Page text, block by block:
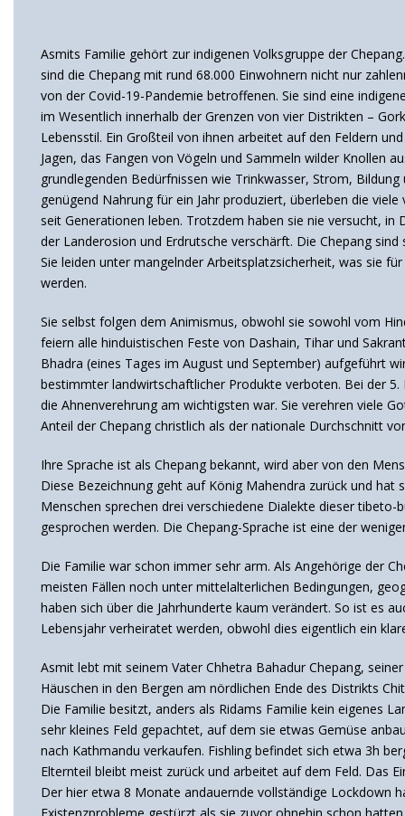
Asmits Familie gehört zur indigenen Volksgruppe der
sind die Chepang mit rund 68.000 Einwohnern nicht nur
von der Covid-19-Pandemie betroffenen. Sie sind eine
im Wesentlich innerhalb der Grenzen von vier Distrikten –
Lebensstil. Ein Großteil von ihnen arbeitet auf den Feldern
Jagen, das Fangen von Vögeln und Sammeln wilder Knollen
grundlegenden Bedürfnissen wie Trinkwasser, Strom,
genügend Nahrung für ein Jahr produziert, überleben die
seit Generationen leben. Trotzdem haben sie nie versucht,
der Landerosion und Erdrutsche verschärft. Die Chepang
Sie leiden unter mangelnder Arbeitsplatzsicherheit, was sie
werden.
Sie selbst folgen dem Animismus, obwohl sie sowohl vom
feiern alle hinduistischen Feste von Dashain, Tihar und
Bhadra (eines Tages im August und September) aufgeführt
bestimmter landwirtschaftlicher Produkte verboten. Bei der
die Ahnenverehrung am wichtigsten war. Sie verehren viele
Anteil der Chepang christlich als der nationale Durchschnitt
Ihre Sprache ist als Chepang bekannt, wird aber von den
Diese Bezeichnung geht auf König Mahendra zurück und
Menschen sprechen drei verschiedene Dialekte dieser
gesprochen werden. Die Chepang-Sprache ist eine der
Die Familie war schon immer sehr arm. Als Angehörige der
meisten Fällen noch unter mittelalterlichen Bedingungen,
haben sich über die Jahrhunderte kaum verändert. So ist es
Lebensjahr verheiratet werden, obwohl dies eigentlich ein
Asmit lebt mit seinem Vater Chhetra Bahadur Chepang,
Häuschen in den Bergen am nördlichen Ende des Distrikts
Die Familie besitzt, anders als Ridams Familie kein eigenes
sehr kleines Feld gepachtet, auf dem sie etwas Gemüse
nach Kathmandu verkaufen. Fishling befindet sich etwa 3h
Elternteil bleibt meist zurück und arbeitet auf dem Feld. Das
Der hier etwa 8 Monate andauernde vollständige Lockdown